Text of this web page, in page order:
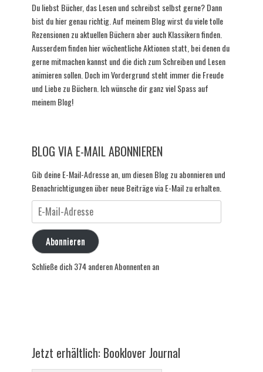
Du liebst Bücher, das Lesen und schreibst selbst gerne? Dann
bist du hier genau richtig. Auf meinem Blog wirst du viele tolle
Rezensionen zu aktuellen Büchern aber auch Klassikern finden.
Ausserdem finden hier wöchentliche Aktionen statt, bei denen du
gerne mitmachen kannst und die dich zum Schreiben und Lesen
animieren sollen. Doch im Vordergrund steht immer die Freude
und Liebe zu Büchern. Ich wünsche dir ganz viel Spass auf
meinem Blog!
BLOG VIA E-MAIL ABONNIEREN
Gib deine E-Mail-Adresse an, um diesen Blog zu abonnieren und
Benachrichtigungen über neue Beiträge via E-Mail zu erhalten.
Mail-
Adresse
Abonnieren
Schließe dich 374 anderen Abonnenten an
Jetzt erhältlich: Booklover Journal